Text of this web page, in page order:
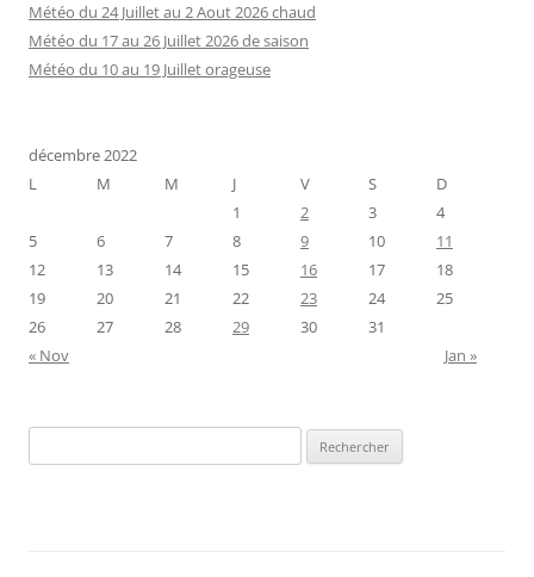
Météo du 24 Juillet au 2 Aout 2026 chaud
Météo du 17 au 26 Juillet 2026 de saison
Météo du 10 au 19 Juillet orageuse
décembre 2022
L
M M J V S
D
1
2 3
4
5
6 7 8 9 10
11
12
13 14 15 16 17
18
19
20 21 22 23 24
25
26
27 28 29 30
31
« Nov
Jan »